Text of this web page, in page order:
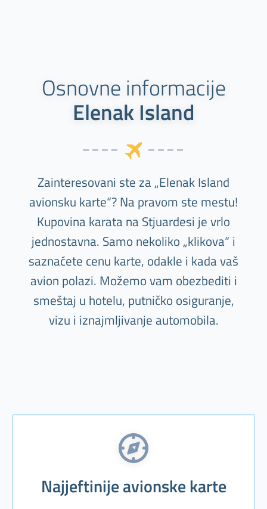
Osnovne informacije
Elenak Island
Zainteresovani ste za „Elenak Island
avionsku karte“? Na pravom ste mestu!
Kupovina karata na Stjuardesi je vrlo
jednostavna. Samo nekoliko „klikova“ i
saznaćete cenu karte, odakle i kada vaš
avion polazi. Možemo vam obezbediti i
smeštaj u hotelu, putničko osiguranje,
vizu i iznajmljivanje automobila.
Najjeftinije avionske karte